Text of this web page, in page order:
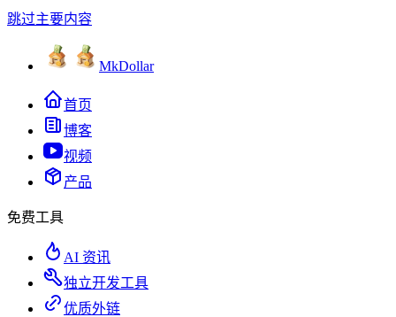
跳过主要内容
MkDollar
首页
博客
视频
产品
免费工具
AI 资讯
独立开发工具
优质外链